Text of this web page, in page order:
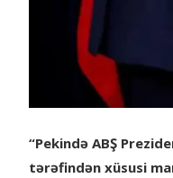
“Pekində ABŞ
tərəfindən xüsusi